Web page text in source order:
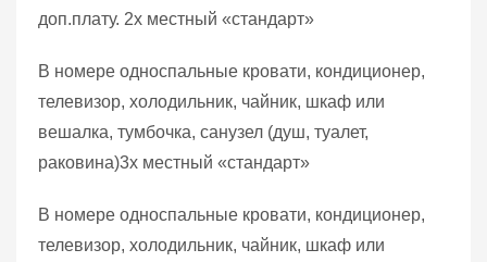
доп.плату. 2х местный «стандарт»
В номере односпальные кровати, кондиционер,
телевизор, холодильник, чайник, шкаф или
вешалка, тумбочка, санузел (душ, туалет,
раковина)3х местный «стандарт»
В номере односпальные кровати, кондиционер,
телевизор, холодильник, чайник, шкаф или